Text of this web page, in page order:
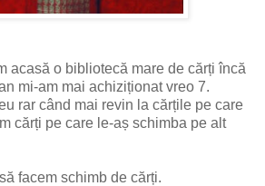
acasă o bibliotecă mare de cărți încă
mi-am mai achiziționat vreo 7.
rar când mai revin la cărțile pe care
cărți pe care le-aș schimba pe alt
facem schimb de cărți.